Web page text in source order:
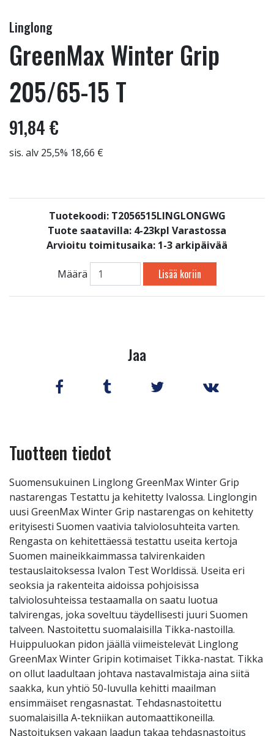
Linglong
GreenMax Winter Grip
205/65-15 T
91,84 €
sis. alv 25,5% 18,66 €
Tuotekoodi: T2056515LINGLONGWG
Tuote saatavilla: 4-23kpl Varastossa
Arvioitu toimitusaika: 1-3 arkipäivää
Määrä Lisää koriin
Jaa
Tuotteen tiedot
Suomensukuinen Linglong GreenMax Winter Grip
nastarengas Testattu ja kehitetty Ivalossa. Linglongin
uusi GreenMax Winter Grip nastarengas on kehitetty
erityisesti Suomen vaativia talviolosuhteita varten.
Rengasta on kehitettäessä testattu useita kertoja
Suomen maineikkaimmassa talvirenkaiden
testauslaitoksessa Ivalon Test Worldissä. Useita eri
seoksia ja rakenteita aidoissa pohjoisissa
talviolosuhteissa testaamalla on saatu luotua
talvirengas, joka soveltuu täydellisesti juuri Suomen
talveen. Nastoitettu suomalaisilla Tikka-nastoilla.
Huippuluokan pidon jäällä viimeistelevät Linglong
GreenMax Winter Gripin kotimaiset Tikka-nastat. Tikka
on ollut laadultaan johtava nastavalmistaja aina siitä
saakka, kun yhtiö 50-luvulla kehitti maailman
ensimmäiset rengasnastat. Tehdasnastoitettu
suomalaisilla A-tekniikan automaattikoneilla.
Nastoituksen vakaan laadun takaa tehdasnastoitus